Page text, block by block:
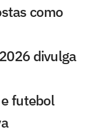
como
divulga
futebol